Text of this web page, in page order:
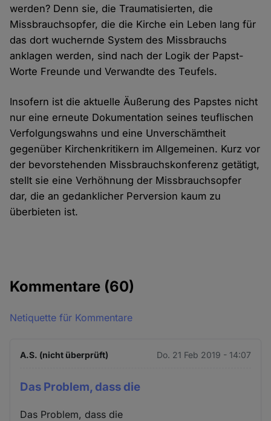
werden? Denn sie, die Traumatisierten, die
Missbrauchsopfer, die die Kirche ein Leben lang für
das dort wuchernde System des Missbrauchs
anklagen werden, sind nach der Logik der Papst-
Worte Freunde und Verwandte des Teufels.
Insofern ist die aktuelle Äußerung des Papstes nicht
nur eine erneute Dokumentation seines teuflischen
Verfolgungswahns und eine Unverschämtheit
gegenüber Kirchenkritikern im Allgemeinen. Kurz vor
der bevorstehenden Missbrauchskonferenz getätigt,
stellt sie eine Verhöhnung der Missbrauchsopfer
dar, die an gedanklicher Perversion kaum zu
überbieten ist.
Kommentare (60)
Netiquette für Kommentare
A.S. (nicht überprüft) Do. 21 Feb 2019 - 14:07
Das Problem, dass die
Das Problem, dass die